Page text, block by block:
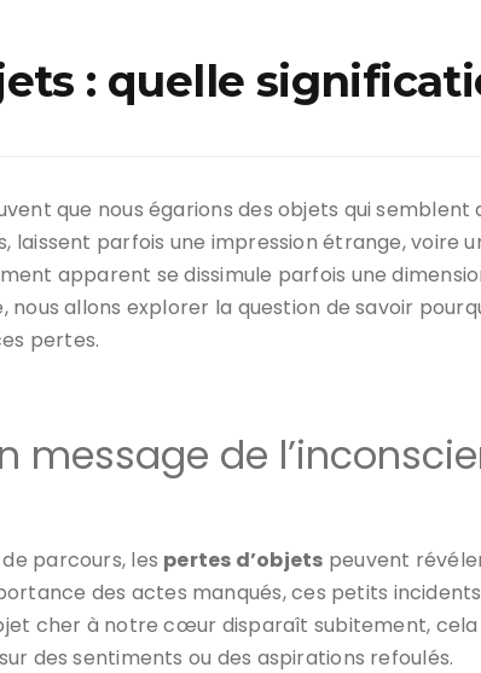
: quelle
que nous égarions des objets qui
laissent parfois une impression étrange,
apparent se dissimule parfois une
allons explorer la question de savoir
pertes.
message de
parcours, les pertes d’objets peuvent
des actes manqués, ces petits
cher à notre cœur disparaît subitement,
des sentiments ou des aspirations refoulés.